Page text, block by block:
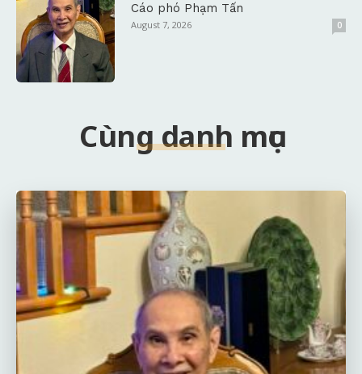
Cáo phó Phạm Tấn
August 7, 2026 0
Cùng danh mục